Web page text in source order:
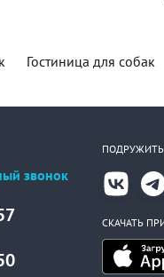
Гостиница для собак
звонок
СКАЧАТЬ